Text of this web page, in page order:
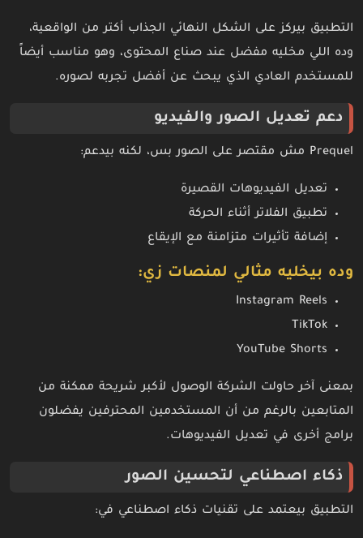
التطبيق بيركز على الشكل النهائي الجذاب أكتر من الواقعية،
وده اللي مخليه مفضل عند صناع المحتوى، وهو مناسب أيضاً
للمستخدم العادي الذي يبحث عن أفضل تجربه لصوره.
دعم تعديل الصور والفيديو
Prequel مش مقتصر على الصور بس، لكنه بيدعم:
تعديل الفيديوهات القصيرة
تطبيق الفلاتر أثناء الحركة
إضافة تأثيرات متزامنة مع الإيقاع
وده بيخليه مثالي لمنصات زي:
Instagram Reels
TikTok
YouTube Shorts
بمعنى آخر حاولت الشركة الوصول لأكبر شريحة ممكنة من
المتابعين بالرغم من أن المستخدمين المحترفين يفضلون
برامج أخرى في تعديل الفيديوهات.
ذكاء اصطناعي لتحسين الصور
التطبيق بيعتمد على تقنيات ذكاء اصطناعي في: